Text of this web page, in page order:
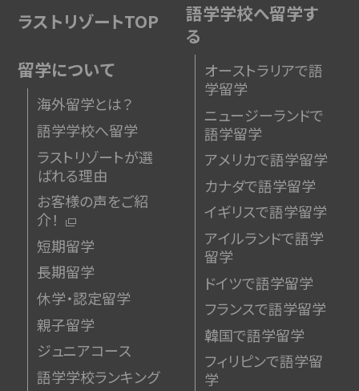
ラストリゾートTOP
留学について
海外留学とは？
語学学校へ留学
ラストリゾートが選
ばれる理由
お客様の声をご紹
介！
短期留学
長期留学
休学・認定留学
親子留学
ジュニアコース
語学学校ランキング
語学学校へ留学す
る
オーストラリアで語
学留学
ニュージーランドで
語学留学
アメリカで語学留学
カナダで語学留学
イギリスで語学留学
アイルランドで語学
留学
ドイツで語学留学
フランスで語学留学
韓国で語学留学
フィリピンで語学留
学